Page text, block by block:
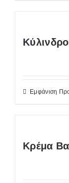
Εμφάνιση
Κρέμα